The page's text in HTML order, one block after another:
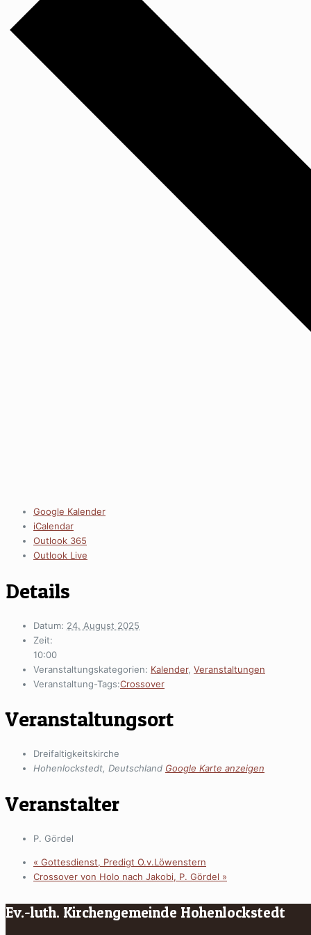
Google Kalender
iCalendar
Outlook 365
Outlook Live
Details
Datum: 24. August 2025
Zeit:
10:00
Veranstaltungskategorien: Kalender, Veranstaltungen
Veranstaltung-Tags:Crossover
Veranstaltungsort
Dreifaltigkeitskirche
Hohenlockstedt, Deutschland Google Karte anzeigen
Veranstalter
P. Gördel
« Gottesdienst, Predigt O.v.Löwenstern
Crossover von Holo nach Jakobi, P. Gördel »
Ev.-luth. Kirchengemeinde Hohenlockstedt